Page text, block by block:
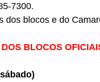
7300.
dos blocos e do
BLOCOS